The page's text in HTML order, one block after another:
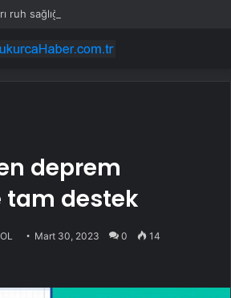
ruh sağlığını güçlendiriyor
deprem
tam destek
Mart 30, 2023 0 14